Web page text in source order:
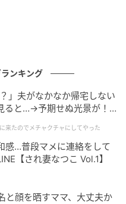
えてくれそうです。
イヤーロブ
ンキング
」夫がなかなか帰宅しない
ると…→予期せぬ光景が！
た
来たのでメチャクチャにしてやった
感…普段マメに連絡をして
【され妻なつこ Vol.1】
顔を晒すママ、大丈夫か